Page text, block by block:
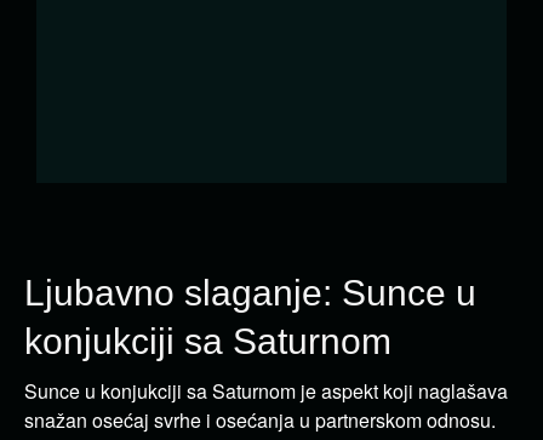
Ljubavno slaganje: Sunce u
konjukciji sa Saturnom
Sunce u konjukciji sa Saturnom je aspekt koji naglašava
snažan osećaj svrhe i osećanja u partnerskom odnosu.